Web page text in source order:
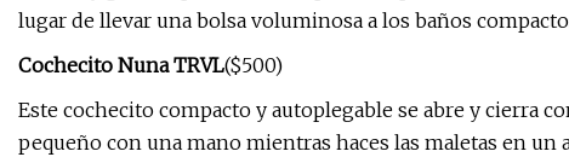
lugar de llevar una bolsa voluminosa a los baños
Cochecito Nuna TRVL($500)
Este cochecito compacto y autoplegable se abre y cierra
pequeño con una mano mientras haces las maletas en